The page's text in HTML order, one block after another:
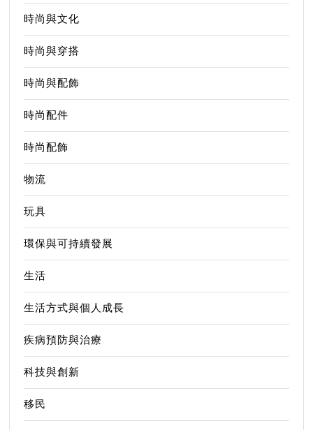
時尚與文化
時尚與穿搭
時尚與配飾
時尚配件
時尚配飾
物流
玩具
環保與可持續發展
生活
生活方式與個人成長
疾病預防與治療
科技與創新
移民